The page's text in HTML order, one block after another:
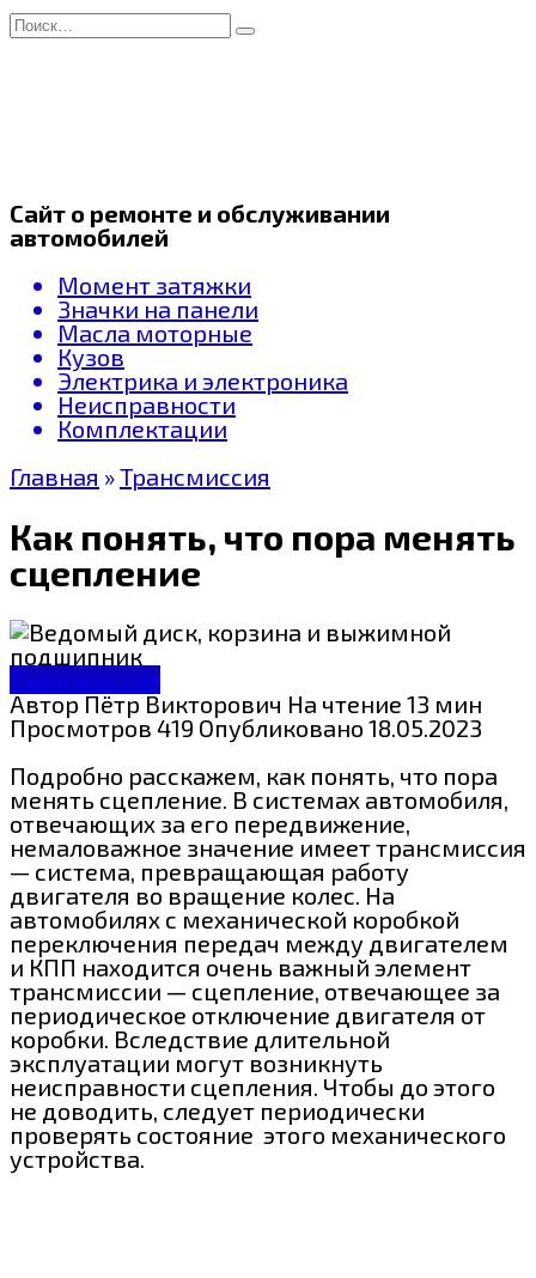
Перейти
к
Search
for:
Сайт о ремонте и обслуживании
автомобилей
Момент затяжки
Значки на панели
Масла моторные
Кузов
Электрика и электроника
Неисправности
Комплектации
Главная »Трансмиссия
Как понять, что пора менять
сцепление
Трансмиссия
АвторПётр Викторович На чтение 13 мин
Просмотров 419 Опубликовано 18.05.2023
Подробно расскажем, как понять, что пора
менять сцепление. В системах автомобиля,
отвечающих за его передвижение,
немаловажное значение имеет трансмиссия
— система, превращающая работу
двигателя во вращение колес. На
автомобилях с механической коробкой
переключения передач между двигателем
и КПП находится очень важный элемент
трансмиссии — сцепление, отвечающее за
периодическое отключение двигателя от
коробки. Вследствие длительной
эксплуатации могут возникнуть
неисправности сцепления. Чтобы до этого
не доводить, следует периодически
проверять состояние этого механического
устройства.